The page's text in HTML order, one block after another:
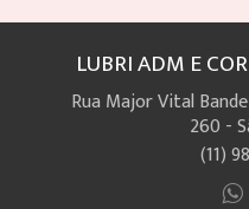
LUBRI ADM E
Rua Major Vital
260 -
(11)